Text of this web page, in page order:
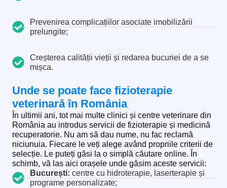
Prevenirea complicațiilor asociate imobilizării
prelungite;
Creșterea calității vieții și redarea bucuriei de a se
mișca.
Unde se poate face fizioterapie
veterinară în România
În ultimii ani, tot mai multe clinici și centre veterinare din
România au introdus servicii de fizioterapie și medicină
recuperatorie. Nu am să dau nume, nu fac reclamă
niciunuia. Fiecare le veți alege având propriile criterii de
selecție. Le puteți găsi la o simplă căutare online. În
schimb, vă las aici orașele unde găsim aceste servicii:
București: centre cu hidroterapie, laserterapie și
programe personalizate;